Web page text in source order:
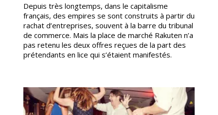
Depuis très longtemps, dans le capitalisme
français, des empires se sont construits à partir du
rachat d’entreprises, souvent à la barre du tribunal
de commerce. Mais la place de marché Rakuten n’a
pas retenu les deux offres reçues de la part des
prétendants en lice qui s’étaient manifestés.